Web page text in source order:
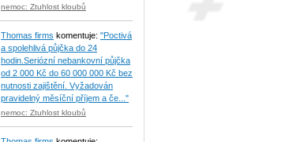
nemoc: Ztuhlost kloubů
Thomas firms komentuje: "Poctivá
a spolehlivá půjčka do 24
hodin.Seriózní nebankovní půjčka
od 2 000 Kč do 60 000 000 Kč bez
nutnosti zajištění. Vyžadován
pravidelný měsíční příjem a če..."
nemoc: Ztuhlost kloubů